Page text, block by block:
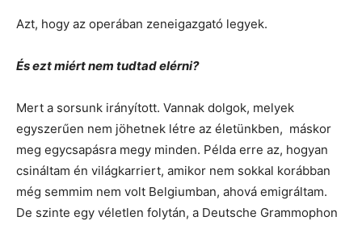
Azt, hogy az operában zeneigazgató legyek.
És ezt miért nem tudtad elérni?
Mert a sorsunk irányított. Vannak dolgok, melyek
egyszerűen nem jöhetnek létre az életünkben, máskor
meg egycsapásra megy minden. Példa erre az, hogyan
csináltam én világkarriert, amikor nem sokkal korábban
még semmim nem volt Belgiumban, ahová emigráltam.
De szinte egy véletlen folytán, a Deutsche Grammophon